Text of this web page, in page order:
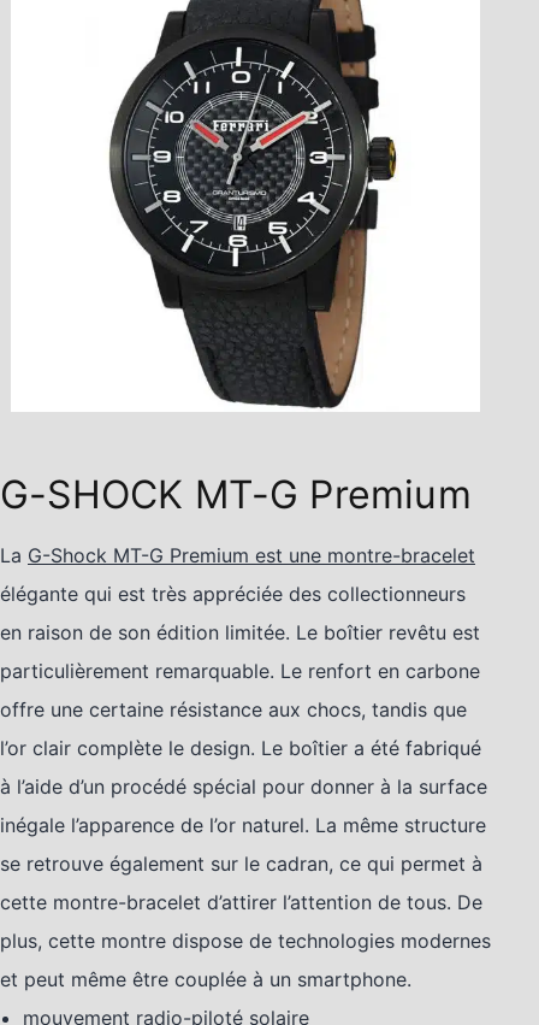
G-SHOCK MT-G Premium
La G-Shock MT-G Premium est une montre-bracelet
élégante qui est très appréciée des collectionneurs
en raison de son édition limitée. Le boîtier revêtu est
particulièrement remarquable. Le renfort en carbone
offre une certaine résistance aux chocs, tandis que
l’or clair complète le design. Le boîtier a été fabriqué
à l’aide d’un procédé spécial pour donner à la surface
inégale l’apparence de l’or naturel. La même structure
se retrouve également sur le cadran, ce qui permet à
cette montre-bracelet d’attirer l’attention de tous. De
plus, cette montre dispose de technologies modernes
et peut même être couplée à un smartphone.
mouvement radio-piloté solaire